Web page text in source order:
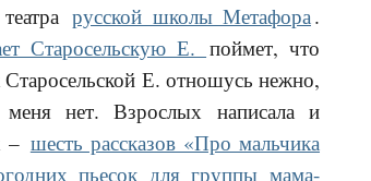
русской школы Метафора.
Старосельскую Е. поймет, что
Старосельской Е. отношусь нежно,
нет. Взрослых написала и
– шесть рассказов «Про мальчика
пьесок для группы мама-